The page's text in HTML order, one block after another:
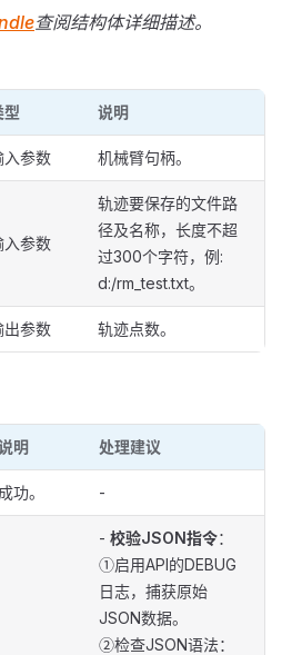
查阅结构体详细描述。
型 说明
入参数 机械臂句柄。
入参数
轨迹要保存的文件路
径及名称，长度不超
过300个字符，例:
d:/rm_test.txt。
出参数 轨迹点数。
明 处理建议
成功。 -
- 校验JSON指令：
①启用API的DEBUG
日志，捕获原始
JSON数据。
②检查JSON语法：